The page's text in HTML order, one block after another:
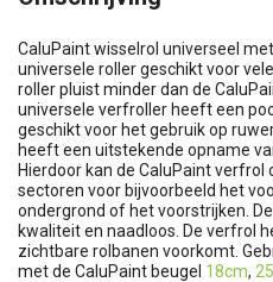
CaluPaint wisselrol universeel
universele roller geschikt voor
roller pluist minder dan de
universele verfroller heeft een
geschikt voor het gebruik op
heeft een uitstekende opname
Hierdoor kan de CaluPaint
sectoren voor bijvoorbeeld het
ondergrond of het voorstrijken.
kwaliteit en naadloos. De verfrol
zichtbare rolbanen voorkomt.
met de CaluPaint beugel 18cm,